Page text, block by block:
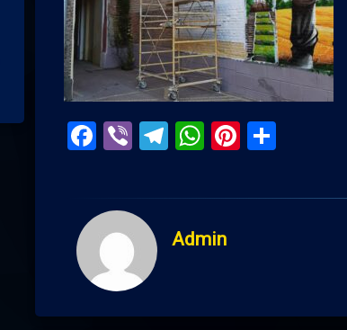
Facebook
ViberTelegram
WhatsApp
Pinterest
Admin